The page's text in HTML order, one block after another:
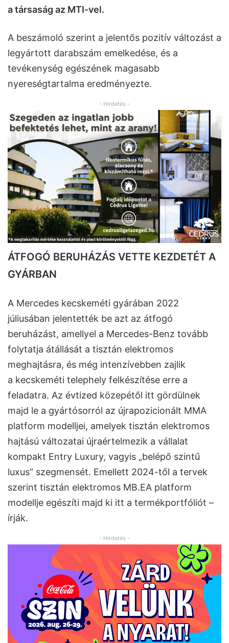
a társaság az MTI-vel.
A beszámoló szerint a jelentős pozitív változást a
legyártott darabszám emelkedése, és a
tevékenység egészének magasabb
nyereségtartalma eredményezte.
- Hirdetés -
ÁTFOGÓ BERUHÁZÁS VETTE KEZDETÉT A
GYÁRBAN
A Mercedes kecskeméti gyárában 2022
júliusában jelentették be azt az átfogó
beruházást, amellyel a Mercedes-Benz tovább
folytatja átállását a tisztán elektromos
meghajtásra, és még intenzívebben zajlik
a kecskeméti telephely felkészítése erre a
feladatra. Az évtized közepétől itt gördülnek
majd le a gyártósorról az újrapozicionált MMA
platform modelljei, amelyek tisztán elektromos
hajtású változatai újraértelmezik a vállalat
kompakt Entry Luxury, vagyis „belépő szintű
luxus” szegmensét. Emellett 2024-től a tervek
szerint tisztán elektromos MB.EA platform
modellje egészíti majd ki itt a termékportfóliót –
írják.
- Hirdetés -